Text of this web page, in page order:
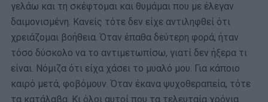
γελάω και τη σκέφτομαι και θυμάμαι που με έλεγαν
δαιμονισμένη. Κανείς τότε δεν είχε αντιληφθεί ότι
χρειάζομαι βοήθεια. Όταν έπαθα δεύτερη φορά, ήταν
τόσο δύσκολο να το αντιμετωπίσω, γιατί δεν ήξερα τι
είναι. Νόμιζα ότι είχα χάσει το μυαλό μου. Για κάποιο
καιρό μετά, φοβόμουν. Όταν έκανα ψυχοθεραπεία, τότε
τα κατάλαβα. Κι όλοι αυτοί που τα τελευταία χρόνια